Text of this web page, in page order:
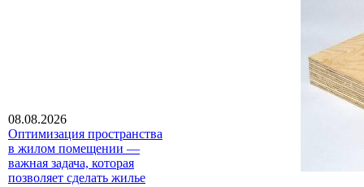
08.08.2026
Оптимизация пространства
в жилом помещении —
важная задача, которая
позволяет сделать жилье